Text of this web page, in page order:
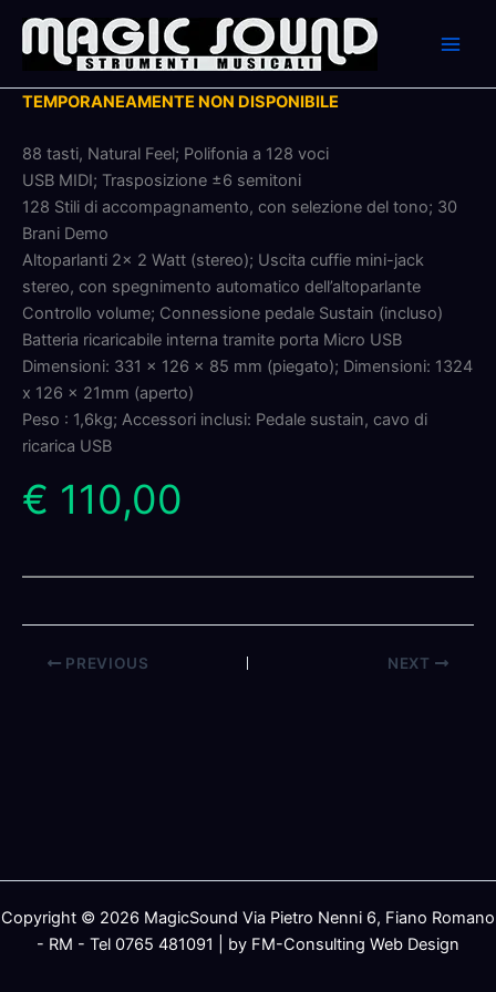
content
TEMPORANEAMENTE NON DISPONIBILE
88 tasti, Natural Feel; Polifonia a 128 voci
USB MIDI; Trasposizione ±6 semitoni
128 Stili di accompagnamento, con selezione del tono; 30
Brani Demo
Altoparlanti 2x 2 Watt (stereo); Uscita cuffie mini-jack
stereo, con spegnimento automatico dell’altoparlante
Controllo volume; Connessione pedale Sustain (incluso)
Batteria ricaricabile interna tramite porta Micro USB
Dimensioni: 331 x 126 x 85 mm (piegato); Dimensioni: 1324
x 126 x 21mm (aperto)
Peso : 1,6kg; Accessori inclusi: Pedale sustain, cavo di
ricarica USB
€ 110,00
PREVIOUS NEXT
Copyright © 2026 MagicSound Via Pietro Nenni 6, Fiano Romano
- RM - Tel 0765 481091 | by FM-Consulting Web Design